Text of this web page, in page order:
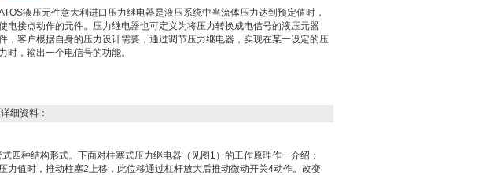
液压元件意大利进口压力继电器是液压系统中当流体压力达到预定值时，
电接点动作的元件。压力继电器也可定义为将压力转换成电信号的液压元器
，客户根据自身的压力设计需要，通过调节压力继电器，实现在某一设定的压
力时，输出一个电信号的功能。
细资料：
种结构形式。下面对柱塞式压力继电器（见图1）的工作原理作一介绍：
值时，推动柱塞2上移，此位移通过杠杆放大后推动微动开关4动作。改变